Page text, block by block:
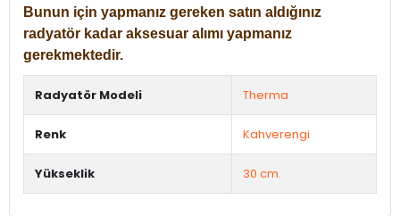
Bunun için yapmanız gereken satın aldığınız
radyatör kadar aksesuar alımı yapmanız
gerekmektedir.
Radyatör Modeli Therma
Renk Kahverengi
Yükseklik 30 cm.